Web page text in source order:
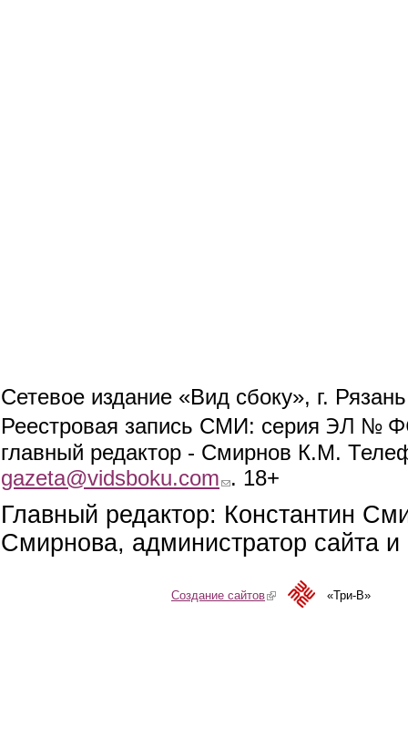
Сетевое издание «Вид сбоку», г.
Реестровая запись СМИ: серия ЭЛ №
главный редактор - Смирнов К.М.
gazeta@vidsboku.com (link sends e-mail)
. 18+
Главный редактор: Константин
Смирнова, администратор сайта
Создание сайтов(link is external)«Три-В»